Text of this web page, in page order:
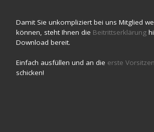
Damit Sie unkompliziert bei uns Mitglied
können, steht Ihnen die Beitrittserklärung
Download bereit.
Einfach ausfüllen und an die erste
schicken!